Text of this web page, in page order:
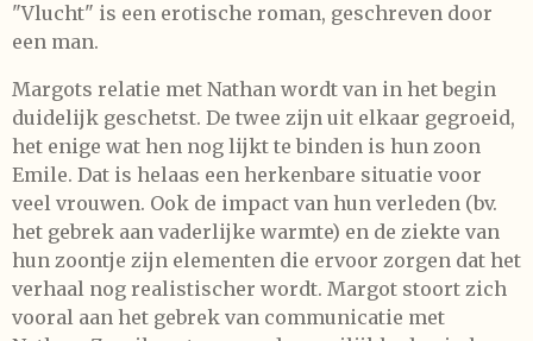
"Vlucht" is een erotische roman, geschreven door
een man.
Margots relatie met Nathan wordt van in het begin
duidelijk geschetst. De twee zijn uit elkaar gegroeid,
het enige wat hen nog lijkt te binden is hun zoon
Emile. Dat is helaas een herkenbare situatie voor
veel vrouwen. Ook de impact van hun verleden (bv.
het gebrek aan vaderlijke warmte) en de ziekte van
hun zoontje zijn elementen die ervoor zorgen dat het
verhaal nog realistischer wordt. Margot stoort zich
vooral aan het gebrek van communicatie met